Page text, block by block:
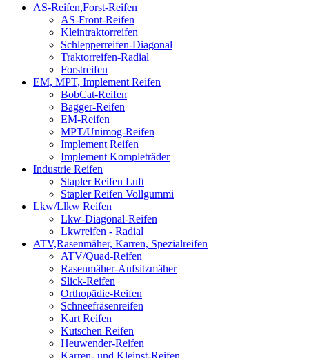
AS-Reifen,Forst-Reifen
AS-Front-Reifen
Kleintraktorreifen
Schlepperreifen-Diagonal
Traktorreifen-Radial
Forstreifen
EM, MPT, Implement Reifen
BobCat-Reifen
Bagger-Reifen
EM-Reifen
MPT/Unimog-Reifen
Implement Reifen
Implement Kompleträder
Industrie Reifen
Stapler Reifen Luft
Stapler Reifen Vollgummi
Lkw/Llkw Reifen
Lkw-Diagonal-Reifen
Lkwreifen - Radial
ATV,Rasenmäher, Karren, Spezialreifen
ATV/Quad-Reifen
Rasenmäher-Aufsitzmäher
Slick-Reifen
Orthopädie-Reifen
Schneefräsenreifen
Kart Reifen
Kutschen Reifen
Heuwender-Reifen
Karren- und Kleinst-Reifen